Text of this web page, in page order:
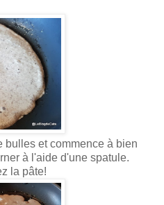
bulles et commence à bien
à l'aide d'une spatule.
la pâte!